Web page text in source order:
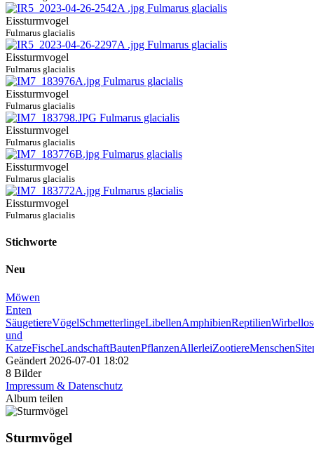
Eissturmvogel
Fulmarus glacialis
Eissturmvogel
Fulmarus glacialis
Eissturmvogel
Fulmarus glacialis
Eissturmvogel
Fulmarus glacialis
Eissturmvogel
Fulmarus glacialis
Eissturmvogel
Fulmarus glacialis
Stichworte
Neu
Möwen
Enten
SäugetiereVögelSchmetterlingeLibellenAmphibienReptilien
und
KatzeFischeLandschaftBautenPflanzenAllerleiZootiereMenschen
Geändert 2026-07-01 18:02
8 Bilder
Impressum & Datenschutz
Album teilen
Sturmvögel